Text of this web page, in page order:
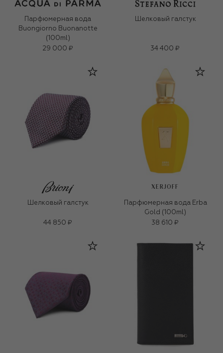
Парфюмерная вода
Buongiorno Buonanotte
(100ml)
29 000 ₽
Шелковый галстук
34 400 ₽
Шелковый галстук
44 850 ₽
XERJOFF
Парфюмерная вода Erba
Gold (100ml)
38 610 ₽